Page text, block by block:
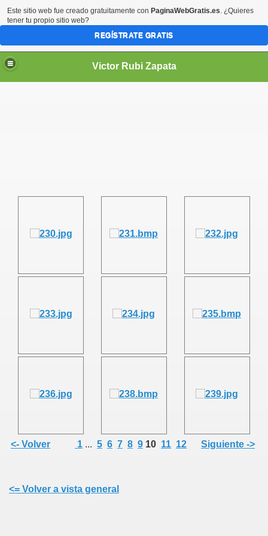
Victor Rubi Zapata
<- Volver 1 ... 5 6 7 8 9 10 11 12 Siguiente ->
<= Volver a vista general
RUBÍ ZAPATA, SU FAMILIA, AMISTADES Y
Este sitio web fue creado gratuitamente con PaginaWebGratis.es. ¿Quieres
tener tu propio sitio web?
REGÍSTRATE GRATIS